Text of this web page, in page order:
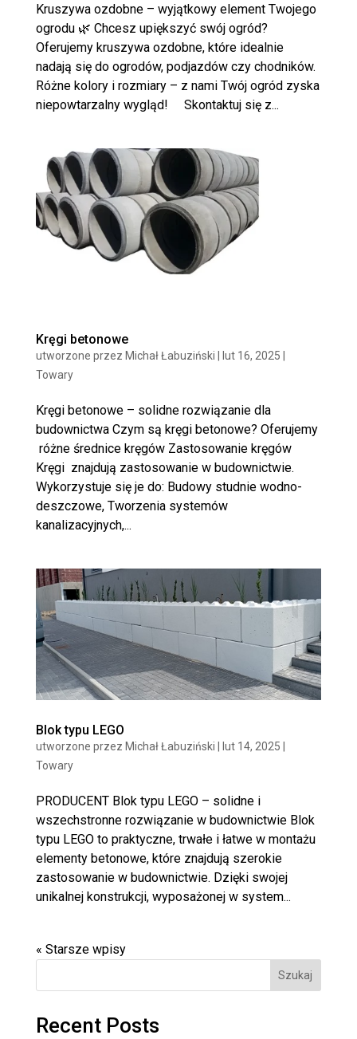
Kruszywa ozdobne – wyjątkowy element Twojego
ogrodu 🌿 Chcesz upiększyć swój ogród?
Oferujemy kruszywa ozdobne, które idealnie
nadają się do ogrodów, podjazdów czy chodników.
Różne kolory i rozmiary – z nami Twój ogród zyska
niepowtarzalny wygląd! ⠀ Skontaktuj się z...
Kręgi betonowe
utworzone przez Michał Łabuziński lut 16, 2025
Towary
Kręgi betonowe – solidne rozwiązanie dla
budownictwa Czym są kręgi betonowe? Oferujemy
różne średnice kręgów Zastosowanie kręgów
Kręgi znajdują zastosowanie w budownictwie.
Wykorzystuje się je do: Budowy studnie wodno-
deszczowe, Tworzenia systemów
kanalizacyjnych,...
Blok typu LEGO
utworzone przez Michał Łabuziński lut 14, 2025
Towary
PRODUCENT Blok typu LEGO – solidne i
wszechstronne rozwiązanie w budownictwie Blok
typu LEGO to praktyczne, trwałe i łatwe w montażu
elementy betonowe, które znajdują szerokie
zastosowanie w budownictwie. Dzięki swojej
unikalnej konstrukcji, wyposażonej w system...
« Starsze wpisy
Szukaj
Recent Posts